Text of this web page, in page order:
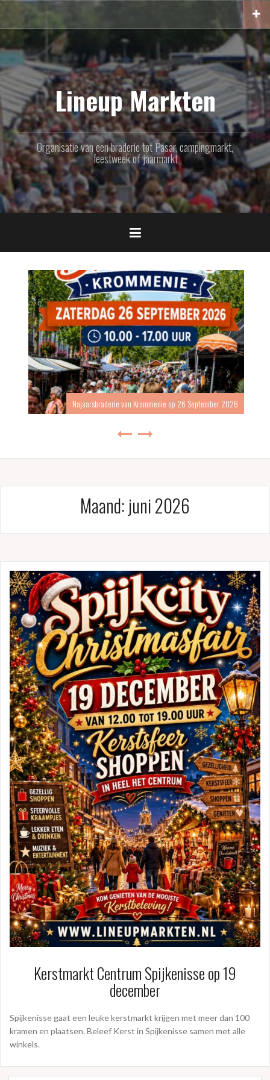
inhoud
springen
Lineup Markten
Organisatie van een braderie tot Pasar, campingmarkt,
feestweek of jaarmarkt
Najaarsbraderie van Krommenie op 26 September 2026
Maand: juni 2026
Kerstmarkt Centrum Spijkenisse op 19
december
Spijkenisse gaat een leuke kerstmarkt krijgen met meer dan 100
kramen en plaatsen. Beleef Kerst in Spijkenisse samen met alle
winkels.